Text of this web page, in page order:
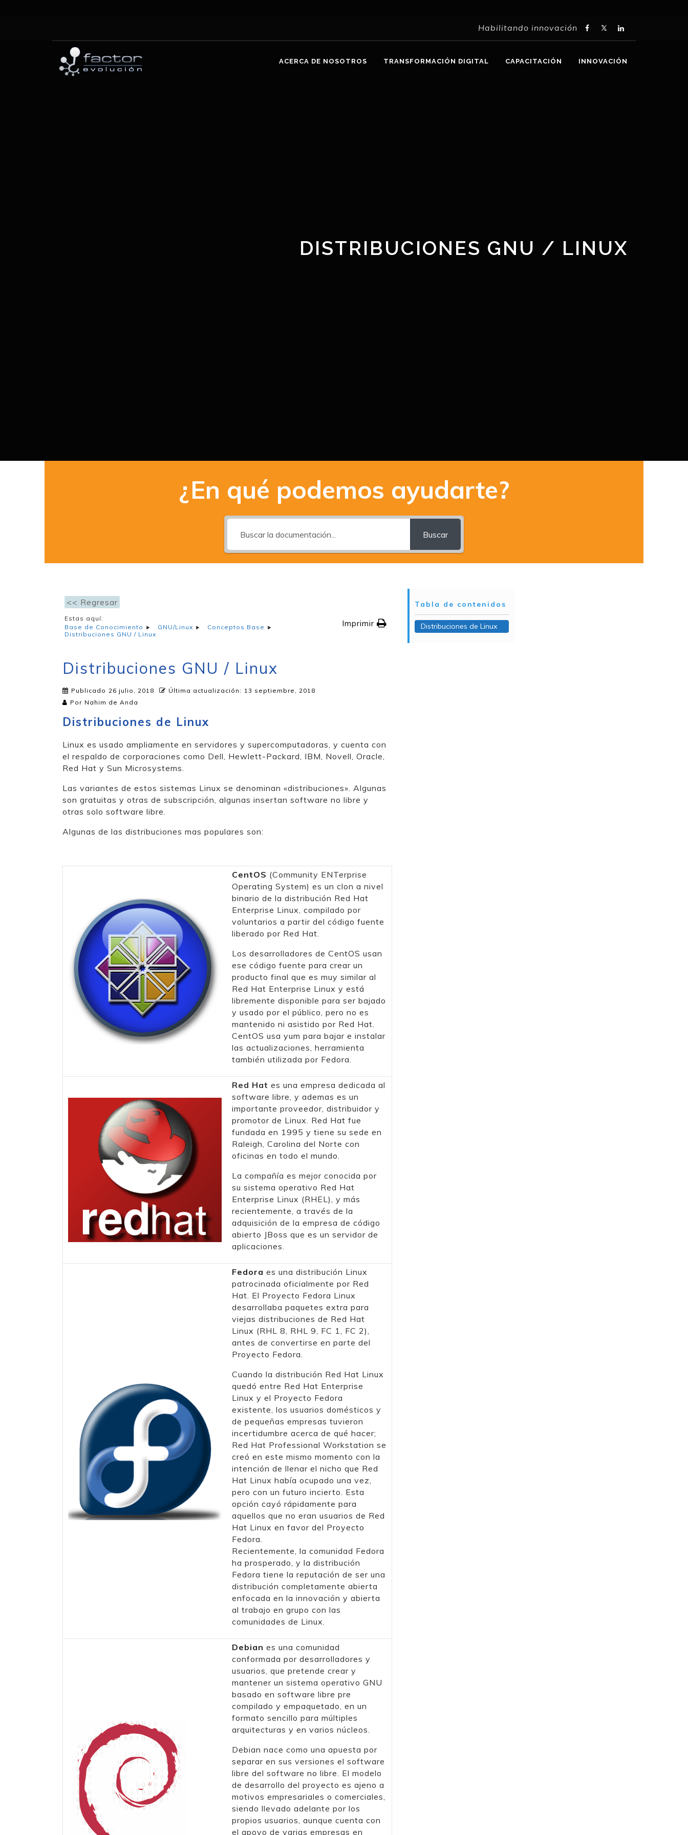
Habilitando innovación
ACERCA DE NOSOTROS TRANSFORMACIÓN DIGITAL CAPACITACIÓN INNOVACIÓN
DISTRIBUCIONES GNU / LINUX
¿En qué podemos ayudarte?
Buscar
<< Regresar
Estas aquí:
Base de Conocimiento
GNU/Linux
Conceptos Base
Distribuciones GNU / Linux
Imprimir
Distribuciones GNU / Linux
Publicado 26 julio, 2018 Última actualización: 13 septiembre, 2018
Por Nahim de Anda
Distribuciones de Linux
Linux es usado ampliamente en servidores y supercomputadoras, y cuenta con
el respaldo de corporaciones como Dell, Hewlett-Packard, IBM, Novell, Oracle,
Red Hat y Sun Microsystems.
Las variantes de estos sistemas Linux se denominan «distribuciones». Algunas
son gratuitas y otras de subscripción, algunas insertan software no libre y
otras solo software libre.
Algunas de las distribuciones mas populares son:
CentOS (Community ENTerprise
Operating System) es un clon a nivel
binario de la distribución Red Hat
Enterprise Linux, compilado por
voluntarios a partir del código fuente
liberado por Red Hat.
Los desarrolladores de CentOS usan
ese código fuente para crear un
producto final que es muy similar al
Red Hat Enterprise Linux y está
libremente disponible para ser bajado
y usado por el público, pero no es
mantenido ni asistido por Red Hat.
CentOS usa yum para bajar e instalar
las actualizaciones, herramienta
también utilizada por Fedora.
Red Hat es una empresa dedicada al
software libre, y ademas es un
importante proveedor, distribuidor y
promotor de Linux. Red Hat fue
fundada en 1995 y tiene su sede en
Raleigh, Carolina del Norte con
oficinas en todo el mundo.
La compañía es mejor conocida por
su sistema operativo Red Hat
Enterprise Linux (RHEL), y más
recientemente, a través de la
adquisición de la empresa de código
abierto JBoss que es un servidor de
aplicaciones.
Fedora es una distribución Linux
patrocinada oficialmente por Red
Hat. El Proyecto Fedora Linux
desarrollaba paquetes extra para
viejas distribuciones de Red Hat
Linux (RHL 8, RHL 9, FC 1, FC 2),
antes de convertirse en parte del
Proyecto Fedora.
Cuando la distribución Red Hat Linux
quedó entre Red Hat Enterprise
Linux y el Proyecto Fedora
existente, los usuarios domésticos y
de pequeñas empresas tuvieron
incertidumbre acerca de qué hacer;
Red Hat Professional Workstation se
creó en este mismo momento con la
intención de llenar el nicho que Red
Hat Linux había ocupado una vez,
pero con un futuro incierto. Esta
opción cayó rápidamente para
aquellos que no eran usuarios de Red
Hat Linux en favor del Proyecto
Fedora.
Recientemente, la comunidad Fedora
ha prosperado, y la distribución
Fedora tiene la reputación de ser una
distribución completamente abierta
enfocada en la innovación y abierta
al trabajo en grupo con las
comunidades de Linux.
Debian es una comunidad
conformada por desarrolladores y
usuarios, que pretende crear y
mantener un sistema operativo GNU
basado en software libre pre
compilado y empaquetado, en un
formato sencillo para múltiples
arquitecturas y en varios núcleos.
Debian nace como una apuesta por
separar en sus versiones el software
libre del software no libre. El modelo
de desarrollo del proyecto es ajeno a
motivos empresariales o comerciales,
siendo llevado adelante por los
propios usuarios, aunque cuenta con
el apoyo de varias empresas en
Tabla de contenidos
Distribuciones de Linux